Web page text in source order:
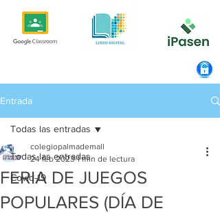
Entrada
Todas las entradas
Covid-19
Todas las entradas
FERIA DE JUEGOS
POPULARES (DÍA DE
colegiopalmademall
24 feb 2023 1 min de lectura